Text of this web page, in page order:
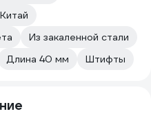
Из закаленной стали
Длина 40 мм Штифты